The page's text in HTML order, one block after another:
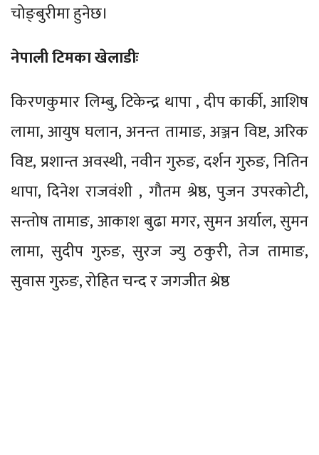
चोङ्बुरीमा हुनेछ।
नेपाली टिमका खेलाडीः
किरणकुमार लिम्बु, टिकेन्द्र थापा , दीप कार्की, आशिष
लामा, आयुष घलान, अनन्त तामाङ, अञ्जन विष्ट, अरिक
विष्ट, प्रशान्त अवस्थी, नवीन गुरुङ, दर्शन गुरुङ, नितिन
थापा, दिनेश राजवंशी , गौतम श्रेष्ठ, पुजन उपरकोटी,
सन्तोष तामाङ, आकाश बुढा मगर, सुमन अर्याल, सुमन
लामा, सुदीप गुरुङ, सुरज ज्यु ठकुरी, तेज तामाङ,
सुवास गुरुङ, रोहित चन्द र जगजीत श्रेष्ठ